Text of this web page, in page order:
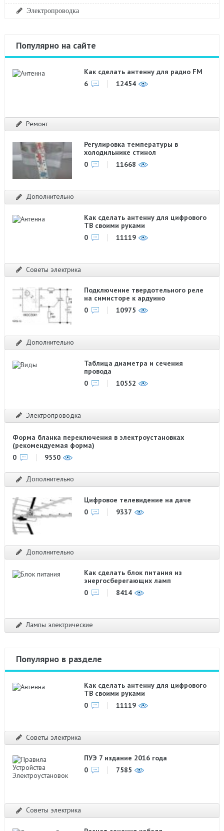
Электропроводка
Популярно на сайте
Как сделать антенну для радио FM
6
12454
Ремонт
Регулировка температуры в
холодильнике стинол
0
11668
Дополнительно
Как сделать антенну для цифрового
ТВ своими руками
0
11119
Советы электрика
Подключение твердотельного реле
на симисторе к ардуино
0
10975
Дополнительно
Таблица диаметра и сечения
провода
0
10552
Электропроводка
Форма бланка переключения в электроустановках
(рекомендуемая форма)
0
9550
Дополнительно
Цифровое телевидение на даче
0
9337
Дополнительно
Как сделать блок питания из
энергосберегающих ламп
0
8414
Лампы электрические
Популярно в разделе
Как сделать антенну для цифрового
ТВ своими руками
0
11119
Советы электрика
ПУЭ 7 издание 2016 года
0
7585
Советы электрика